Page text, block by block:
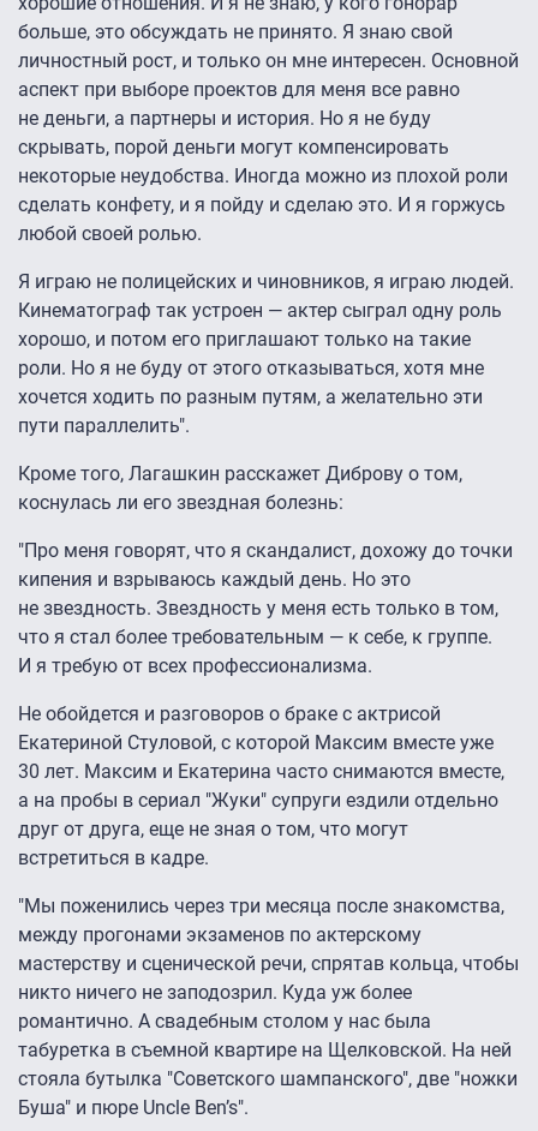
больше, это обсуждать не принято. Я знаю свой
личностный рост, и только он мне интересен. Основной
аспект при выборе проектов для меня все равно
не деньги, а партнеры и история. Но я не буду
скрывать, порой деньги могут компенсировать
некоторые неудобства. Иногда можно из плохой роли
сделать конфету, и я пойду и сделаю это. И я горжусь
любой своей ролью.
Я играю не полицейских и чиновников, я играю людей.
Кинематограф так устроен — актер сыграл одну роль
хорошо, и потом его приглашают только на такие
роли. Но я не буду от этого отказываться, хотя мне
хочется ходить по разным путям, а желательно эти
пути параллелить".
Кроме того, Лагашкин расскажет Диброву о том,
коснулась ли его звездная болезнь:
"Про меня говорят, что я скандалист, дохожу до точки
кипения и взрываюсь каждый день. Но это
не звездность. Звездность у меня есть только в том,
что я стал более требовательным — к себе, к группе.
И я требую от всех профессионализма.
Не обойдется и разговоров о браке с актрисой
Екатериной Стуловой, с которой Максим вместе уже
30 лет. Максим и Екатерина часто снимаются вместе,
а на пробы в сериал "Жуки" супруги ездили отдельно
друг от друга, еще не зная о том, что могут
встретиться в кадре.
"Мы поженились через три месяца после знакомства,
между прогонами экзаменов по актерскому
мастерству и сценической речи, спрятав кольца, чтобы
никто ничего не заподозрил. Куда уж более
романтично. А свадебным столом у нас была
табуретка в съемной квартире на Щелковской. На ней
стояла бутылка "Советского шампанского", две "ножки
Буша" и пюре Uncle Ben’s".